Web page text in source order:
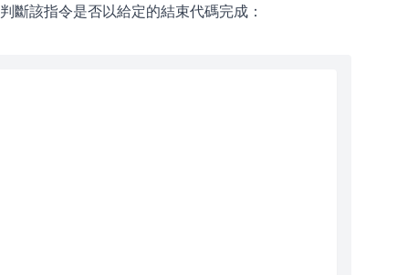
斷該指令是否以給定的結束代碼完成：